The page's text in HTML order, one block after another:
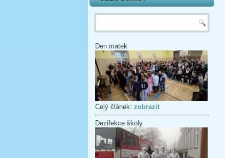
Vyhledávání
Den matek
Celý článek: zobrazit
Dezifekce školy